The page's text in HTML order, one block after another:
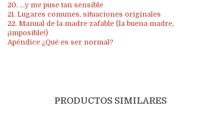
20. …y me puse tan sensible
21. Lugares comunes, situaciones originales
22. Manual de la madre zafable (la buena madre,
¡imposible!)
Apéndice ¿Qué es ser normal?
PRODUCTOS SIMILARES